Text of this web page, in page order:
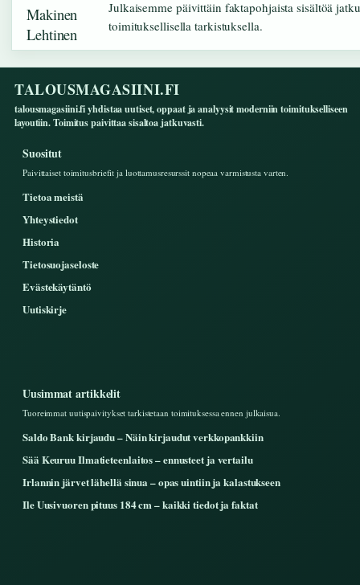
Julkaisemme päivittäin faktapohjaista sisältöä
toimituksellisella tarkistuksella.
TALOUSMAGASIINI.FI
talousmagasiini.fi yhdistaa uutiset, oppaat ja analyysit moderniin toimitukselliseen
layoutiin. Toimitus paivittaa sisaltoa jatkuvasti.
Suositut
Paivittaiset toimitusbriefit ja luottamusresurssit nopeaa varmistusta varten.
Tietoa meistä
Yhteystiedot
Historia
Tietosuojaseloste
Evästekäytäntö
Uutiskirje
Uusimmat artikkelit
Tuoreimmat uutispaivitykset tarkistetaan toimituksessa ennen julkaisua.
Saldo Bank kirjaudu – Näin kirjaudut verkkopankkiin
Sää Keuruu Ilmatieteenlaitos – ennusteet ja vertailu
Irlannin järvet lähellä sinua – opas uintiin ja kalastukseen
Ile Uusivuoren pituus 184 cm – kaikki tiedot ja faktat